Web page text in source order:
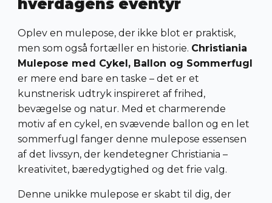
hverdagens eventyr
Oplev en mulepose, der ikke blot er praktisk,
men som også fortæller en historie. Christiania
Mulepose med Cykel, Ballon og Sommerfugl
er mere end bare en taske – det er et
kunstnerisk udtryk inspireret af frihed,
bevægelse og natur. Med et charmerende
motiv af en cykel, en svævende ballon og en let
sommerfugl fanger denne mulepose essensen
af det livssyn, der kendetegner Christiania –
kreativitet, bæredygtighed og det frie valg.
Denne unikke mulepose er skabt til dig, der